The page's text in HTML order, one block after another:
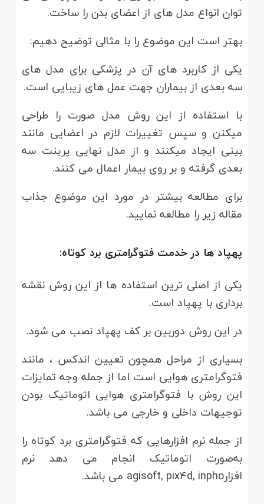
توان انواع مدل های از اعضای بدن را ساخت.
بهتر است این موضوع را با مثالی توضیح دهیم:
یکی از کاربرد های آن در پزشکی برای مدل های
سه بعدی از بیماران جهت عمل های زیبایی است.
با استفاده از این روش مدل صورت را طراحی
میکنن و سپس تغییرات لازم در اعضایی مانند
بینی ایجاد میکنند و از مدل نهایی پرینت سه
بعدی گرفته و بر روی بیمار اعمال می کنند.
برای مطالعه بیشتر در مورد این موضوع جذاب
مقاله زیر را مطالعه نمایید.
پهپاد ها در خدمت فتوگرامتری برد کوتاه:
یکی از اصلی ترین استفاده ها از این روش نقشه
برداری با پهپاد است.
در این روش دوربین بر کف پهپاد نصب می شود.
بسیاری از مراحل همچون تعیین اندکس ، مانند
فتوگرامتری هوایی است اما از جمله وجه تمایزات
این روش با فتوگرامتری هوایی اتوماتیک بودن
توجیهات داخلی و خارجی می باشد.
از جمله نرم افزارهایی که فتوگرامتری برد کوتاه را
به‌صورت اتوماتیک انجام می دهد نرم
افزارagisoft, pix4d, inpho می باشد.